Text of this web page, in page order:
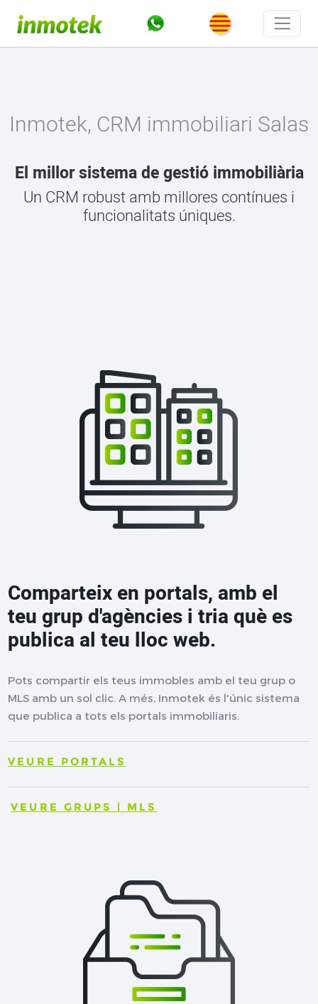
Inmotek, CRM immobiliari Salas
El millor sistema de gestió immobiliària
Un CRM robust amb millores contínues i
funcionalitats úniques.
Comparteix en portals, amb el
teu grup d'agències i tria què es
publica al teu lloc web.
Pots compartir els teus immobles amb el teu grup o
MLS amb un sol clic. A més, Inmotek és l'únic sistema
que publica a tots els portals immobiliaris.
VEURE PORTALS
VEURE GRUPS | MLS